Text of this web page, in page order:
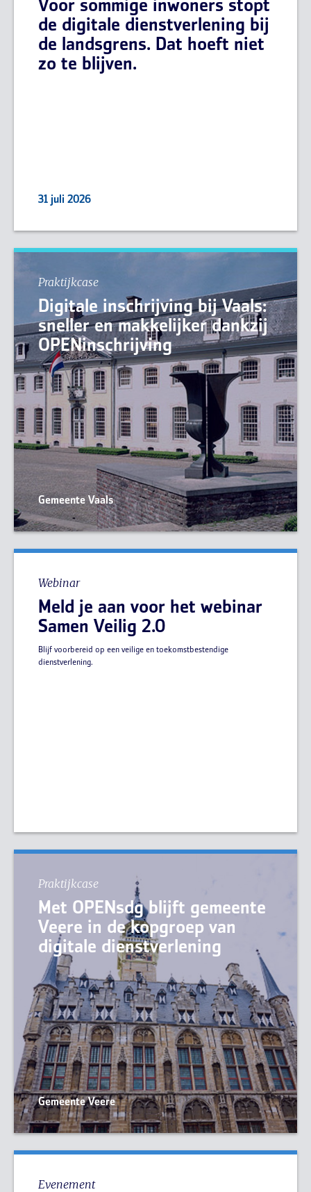
Voor sommige inwoners stopt
de digitale dienstverlening bij
de landsgrens. Dat hoeft niet
zo te blijven.
31 juli 2026
Praktijkcase
Digitale inschrijving bij Vaals:
sneller en makkelijker dankzij
OPENinschrijving
Gemeente Vaals
Webinar
Meld je aan voor het webinar
Samen Veilig 2.0
Blijf voorbereid op een veilige en toekomstbestendige
dienstverlening.
Praktijkcase
Met OPENsdg blijft gemeente
Veere in de kopgroep van
digitale dienstverlening
Gemeente Veere
Evenement